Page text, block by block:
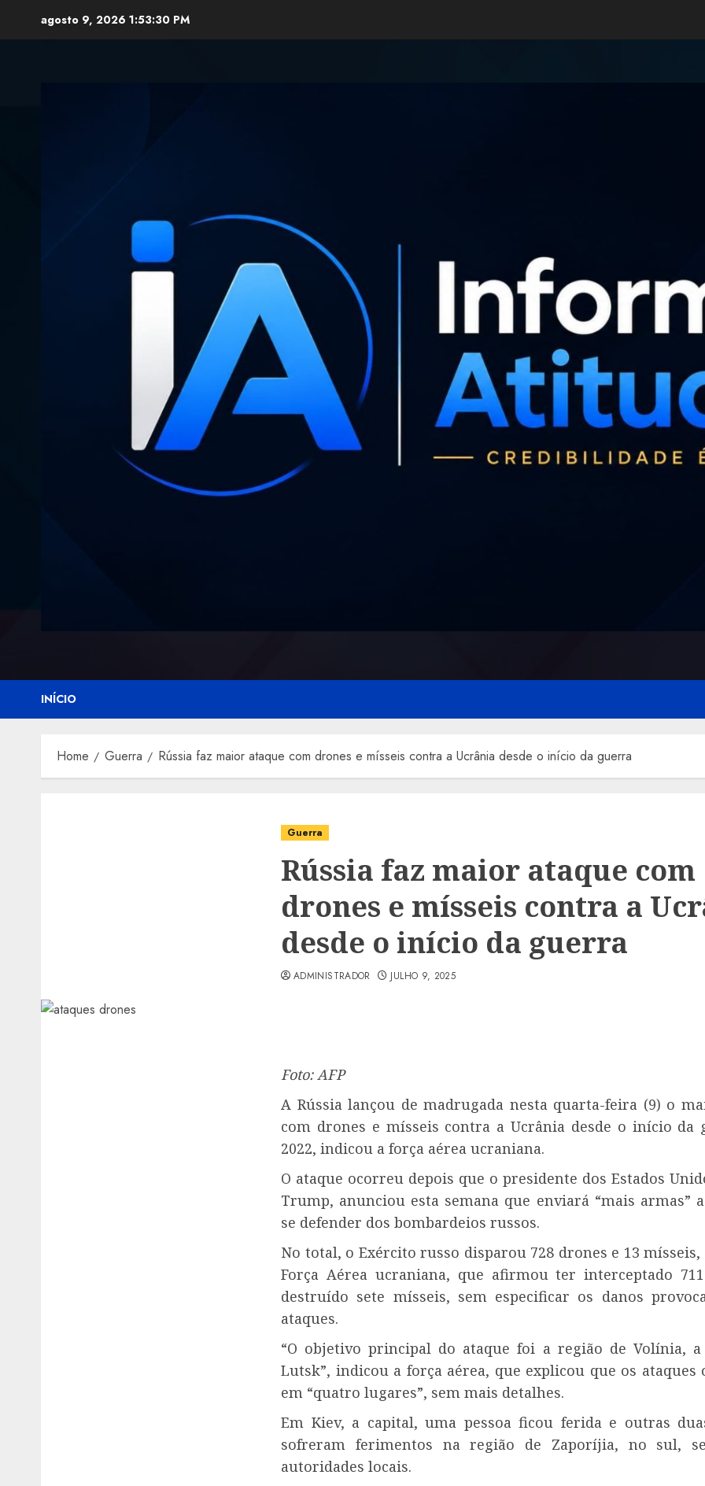
agosto 9, 2026 1:53:31 PM
INÍCIO
Home Guerra Rússia faz maior ataque com drones e mísseis contra a Ucrânia desde o início da guerra
Guerra
Rússia faz maior ataque com
drones e mísseis contra a
desde o início da guerra
ADMINISTRADOR JULHO 9, 2025
Foto: AFP
A Rússia lançou de madrugada nesta quarta-feira (9) o
com drones e mísseis contra a Ucrânia desde o início da
2022, indicou a força aérea ucraniana.
O ataque ocorreu depois que o presidente dos Estados
Trump, anunciou esta semana que enviará “mais armas”
se defender dos bombardeios russos.
No total, o Exército russo disparou 728 drones e 13 mísseis,
Força Aérea ucraniana, que afirmou ter interceptado
destruído sete mísseis, sem especificar os danos
ataques.
“O objetivo principal do ataque foi a região de Volínia, a
Lutsk”, indicou a força aérea, que explicou que os ataques
em “quatro lugares”, sem mais detalhes.
Em Kiev, a capital, uma pessoa ficou ferida e outras
sofreram ferimentos na região de Zaporíjia, no sul,
autoridades locais.